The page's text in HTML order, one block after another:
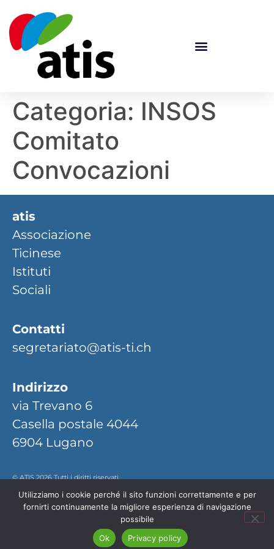
Categoria: INSOS
Comitato
Convocazioni
atis
Associazione
Ticinese
Istituti
Sociali
Contatti
segretariato@atis-ti.ch
Indirizzo
via Trevano 6
Casella postale 4044
6904 Lugano
© ATIS 2026 Tutti i diritti riservati.
cookie policy privacy policy
roberta frugoni
Utilizziamo i cookie perché il sito funzioni correttamente e per
fornirti continuamente la migliore esperienza di navigazione
possibile
Ok
Privacy policy